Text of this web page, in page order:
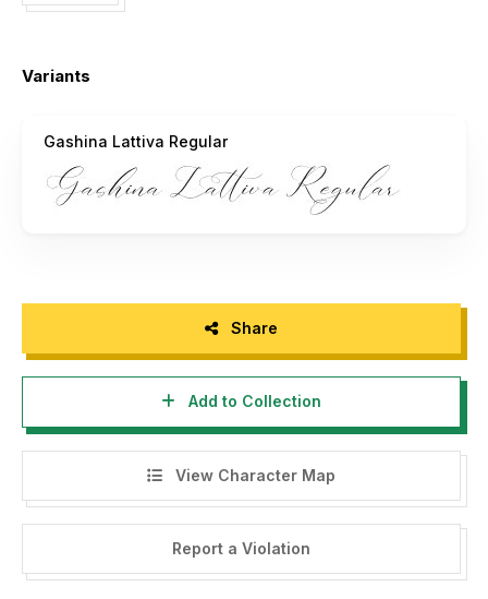
https://letterena.com/product/gashina-lattiva/
- For Corporate use you have to purchase Corporate
- If you need a custom license please contact us at
studioperspectype@gmail.com
- Any donation are very appreciated. Paypal account for
Please visit our store for more amazing fonts :
INDONESIA:
Dengan meng-install font ini, dan membaca persyaratan ini,
anda dianggap mengerti dan menyetujui semua syarat dan
Variants
Gashina Lattiva Regular
Share
Add to Collection
View Character Map
Report a Violation